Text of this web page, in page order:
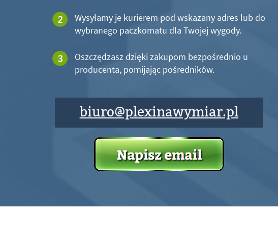
Wysyłamy je kurierem pod wskazany adres lub do
wybranego paczkomatu dla Twojej wygody.
Oszczędzasz dzięki zakupom bezpośrednio u
producenta, pomijając pośredników.
biuro@plexinawymiar.pl